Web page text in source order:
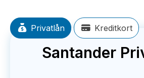
Privatlån Kreditkort
Santander